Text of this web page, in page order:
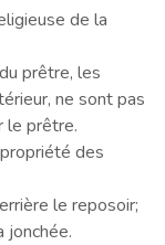
de la
prêtre, les
ne sont pas
le prêtre.
des
le reposoir;
jonchée.